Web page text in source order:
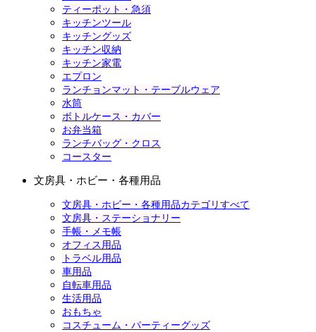
ティーポット・急須
キッチンツール
キッチングッズ
キッチン収納
キッチン家電
エプロン
ランチョンマット・テーブルウェア
水筒
ボトルケース・カバー
お弁当箱
ランチバッグ・クロス
コースター
文房具・ホビー・各種用品
文房具・ホビー・各種用品カテゴリすべて
文房具・ステーショナリー
手帳・メモ帳
オフィス用品
トラベル用品
車用品
自転車用品
生活用品
おもちゃ
コスチューム・パーティーグッズ